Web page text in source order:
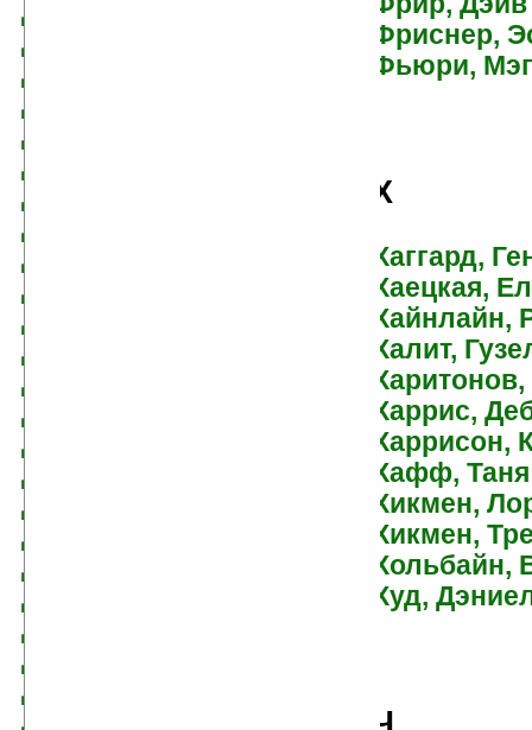
Джентл, Мэри
Джоблинг, Кертис
Джойс, Бренда
Джонг, Эрика
Джонс, Даринда
Джонс, Джулия
Джонс, Диана Уинн
Джордан, Роберт
Джордан, Софи
Диденко, Александр
Дик, Филип Киндред
Диксон, Гордон
Дилейни, Джозеф
Дилэни, Сэмюэль Рэй
Дихнов, Александр
Дихнова, Татьяна
Диш, Томас Майкл
Днепров, Анатолий
Долгова, Елена
Дональдсон, Стивен
Донер, Лорен
Доронин, Вячеслав
Дрейк, Дэвид
Дрейк, Шеннон
Фриснер,
Фьюри,
Х
Хаггард,
Хаецкая,
Хайнлайн,
Халит,
Харрис,
Харрисон,
Хафф, Таня
Хикмен,
Хикмен,
Хольбайн,
Худ,
Ч